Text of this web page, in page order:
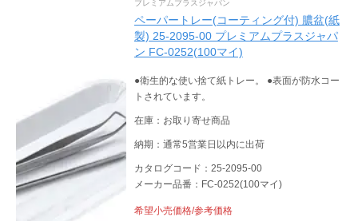
プレミアムプラスジャパン
ペーパートレー(コーティング付) 膿盆(紙
製) 25-2095-00 プレミアムプラスジャパ
ン FC-0252(100マイ)
●衛生的な使い捨て紙トレー。 ●表面が防水コー
トされています。
在庫：お取り寄せ商品
納期：通常5営業日以内に出荷
カタログコード：25-2095-00
メーカー品番：FC-0252(100マイ)
希望小売価格/参考価格